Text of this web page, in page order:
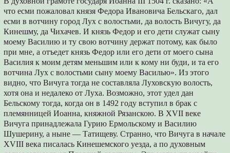
что есми пожаловал князя Федора Ивановича Бельскаго, дал
есми в вотчину город Лух с волостьми, да волость Вичугу, да
Кинешму, да Чихачев. И князь Федор и его дети служат сыну
моему Василию и ту свою вотчину держат потому, как было
при мне, а отъедет князь Федор или его дети от моего сына
Василия к моим детям меньшим или к кому ни буди, и та его
вотчина Лух с волостьми сыну моему Василью». Из этого
видно, что Вичуга тогда не составляла Луховскую волость,
хотя она и недалеко от Луха. Возможно, этот удел дан
Бельскому тогда, когда он в 1492 году вступил в брак с
племянницей Иоанна, княжной Рязанскою. В XVII веке
Вичуга принадлежала Гурию Ермольскому и Василию
Шушерину, а ныне — Татищеву. Странно, что Вичуга в начале
XVIII века писалась Кинешемского уезда, а по духовным